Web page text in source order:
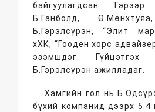
байгуулагдсан.
Б.Ганболд,
Б.Гэрэлсүрэн, “Элит
хХК, “Гооден хорс
эзэмшдэг. Гүйцэтгэх
Б.Гэрэлсүрэн ажилладаг.
Хамгийн гол нь
бүхий компанид дээрх 5.4